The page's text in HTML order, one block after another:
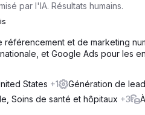
par l'IA. Résultats humains.
référencement et de marketing
et Google Ads pour les
States +1 Génération de
Soins de santé et hôpitaux +3